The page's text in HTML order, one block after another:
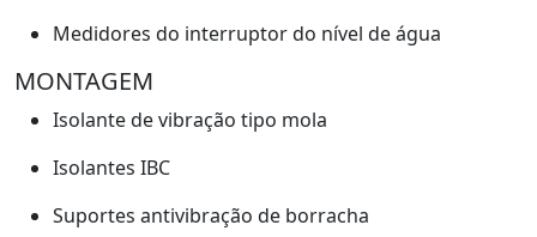
Medidores do interruptor do nível de água
MONTAGEM
Isolante de vibração tipo mola
Isolantes IBC
Suportes antivibração de borracha